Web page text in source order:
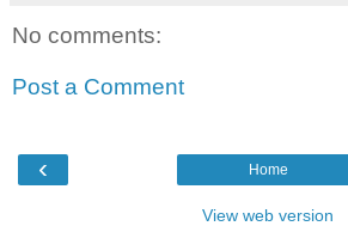
No comments:
Post a Comment
‹ Home
View web version